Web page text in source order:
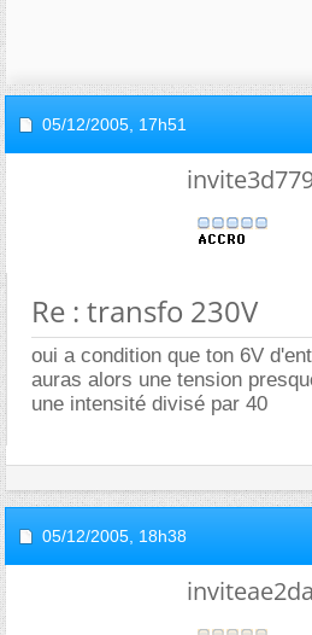
05/12/2005, 17h51
Re : transfo 230V
oui a condition que ton 6V
auras alors une tension
une intensité divisé par 40
05/12/2005, 18h38